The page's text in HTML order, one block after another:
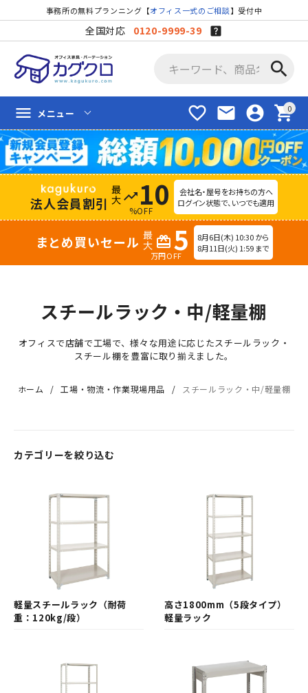
事務所の無料プランニング【オフィス一式のご相談】受付中
全国対応 0120-9999-39
search
favorite_border mail account_circle shopping_cart
menu メニュー
法人会員割引 trending_up 10
%OFF
会社名・屋号をお持ちの方へ
ログイン状態で、いつでも適用
まとめ買いセール redeem 5
万円OFF
8月6日(木) 10:30 から
8月11日(火) 1:59 まで
スチールラック・中/軽量棚
オフィスで店舗で工場で、様々な用途に応じたスチールラック・
スチール棚を豊富に取り揃えました。
ホーム 工場・物流・作業現場用品 スチールラック・中/軽量棚
カテゴリーを絞り込む
軽量スチールラック（耐荷
重：120kg/段）
高さ1800mm（5段タイプ）
軽量ラック